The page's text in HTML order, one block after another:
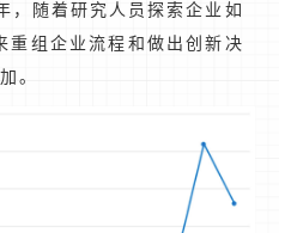
，随着研究人员探索企业如
重组企业流程和做出创新决
。